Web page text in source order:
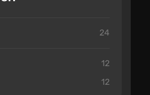
24
12
12